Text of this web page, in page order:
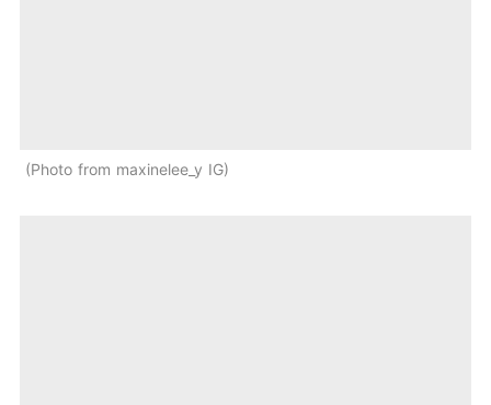
Photo from maxinelee_y IG